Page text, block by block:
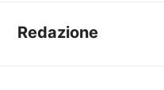
Redazione